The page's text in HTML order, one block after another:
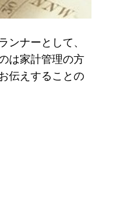
ンナーとして、
は家計管理の方
伝えすることの